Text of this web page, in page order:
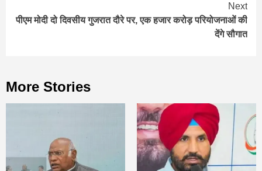
Next
पीएम मोदी दो दिवसीय गुजरात दौरे पर, एक हजार करोड़ परियोजनाओं की
देंगे सौगात
More Stories